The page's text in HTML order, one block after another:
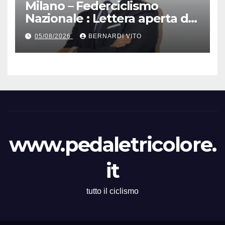
Milano – Federciclismo
Nazionale : Lettera aperta del
Presidente Cordiano
Dagnoni
05/08/2026 BERNARDI VITO
www.pedaletricolore.
it
tutto il ciclismo